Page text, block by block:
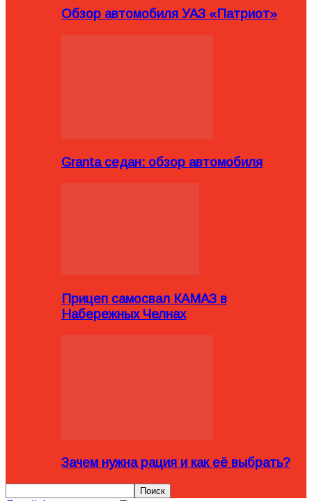
Обзор автомобиля УАЗ «Патриот»
Granta седан: обзор автомобиля
Прицеп самосвал КАМАЗ в
Набережных Челнах
Зачем нужна рация и как её выбрать?